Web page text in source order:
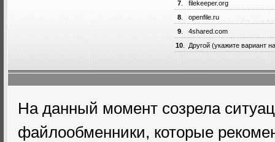
7
filekeeper.org
8
openfile.ru
9
4shared.com
10
Другой (укажите вариант
На данный момент созрела
файлообменники, которые